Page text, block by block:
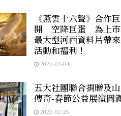
《燕雲十六聲》合作
開 空降巨蛋 為上市
最大型河西資料片帶
活動和福利！
2026-03-04
五大社團聯合捐贈及
傳奇-春節公益展演圓
2026-02-25